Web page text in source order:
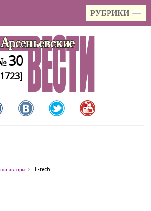
РУБРИКИ
30
авторы Hi-tech